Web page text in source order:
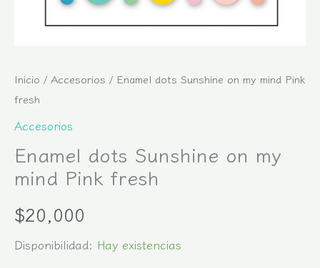
Inicio / Accesorios / Enamel dots Sunshine on my mind Pink
fresh
Accesorios
Enamel dots Sunshine on my
mind Pink fresh
$20,000
Disponibilidad: Hay existencias